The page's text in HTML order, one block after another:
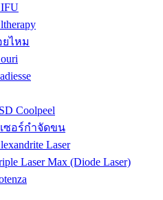
ไหม
Coolpeel
ซอร์กำจัดขน
Laser
Laser Max (Diode Laser)